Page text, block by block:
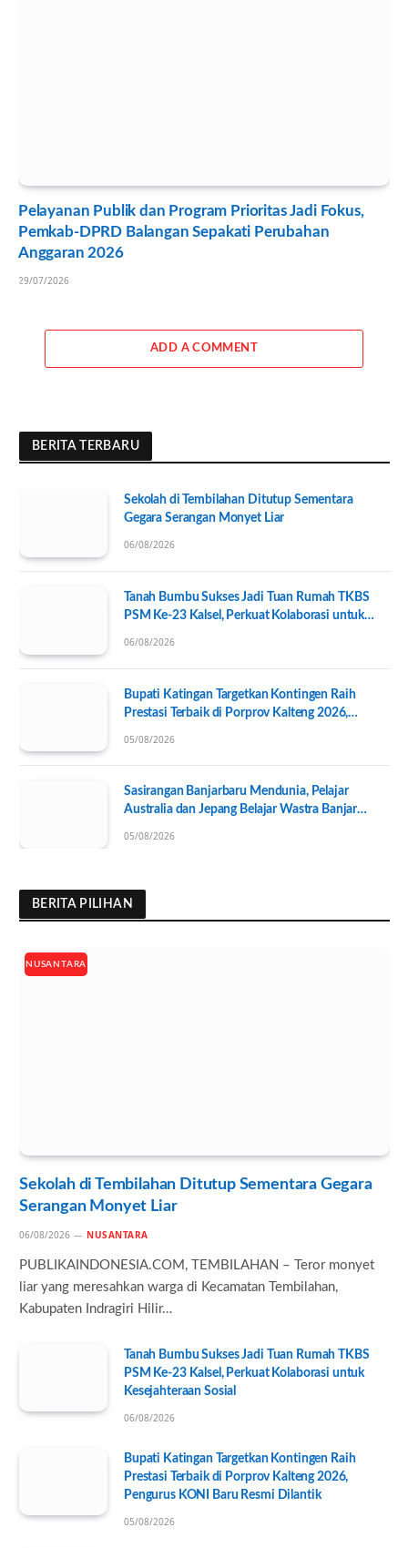
Pelayanan Publik dan Program Prioritas Jadi Fokus,
Pemkab-DPRD Balangan Sepakati Perubahan
Anggaran 2026
29/07/2026
ADD A COMMENT
BERITA TERBARU
Sekolah di Tembilahan Ditutup Sementara
Gegara Serangan Monyet Liar
06/08/2026
Tanah Bumbu Sukses Jadi Tuan Rumah TKBS
PSM Ke-23 Kalsel, Perkuat Kolaborasi untuk
06/08/2026
Bupati Katingan Targetkan Kontingen Raih
Prestasi Terbaik di Porprov Kalteng 2026,
05/08/2026
Sasirangan Banjarbaru Mendunia, Pelajar
Australia dan Jepang Belajar Wastra Banjar
05/08/2026
BERITA PILIHAN
NUSANTARA
Sekolah di Tembilahan Ditutup Sementara Gegara
Serangan Monyet Liar
06/08/2026 NUSANTARA
PUBLIKAINDONESIA.COM, TEMBILAHAN – Teror monyet
liar yang meresahkan warga di Kecamatan Tembilahan,
Kabupaten Indragiri Hilir…
Tanah Bumbu Sukses Jadi Tuan Rumah TKBS
PSM Ke-23 Kalsel, Perkuat Kolaborasi untuk
Kesejahteraan Sosial
06/08/2026
Bupati Katingan Targetkan Kontingen Raih
Prestasi Terbaik di Porprov Kalteng 2026,
Pengurus KONI Baru Resmi Dilantik
05/08/2026